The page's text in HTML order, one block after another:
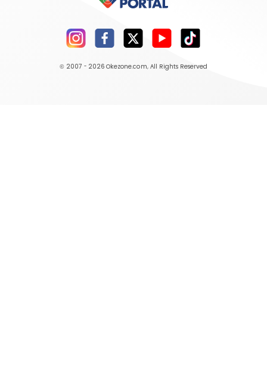
© 2007 - 2026 Okezone.com, All Rights Reserved